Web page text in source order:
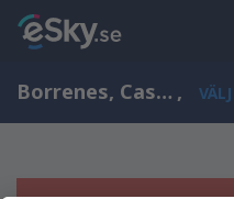
Borrenes, Castile and León, Spanien ,